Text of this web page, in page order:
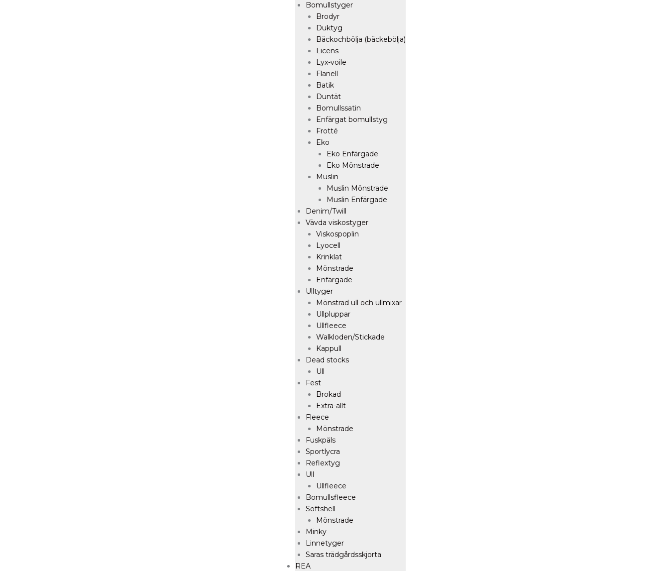
Bomullstyger
Brodyr
Duktyg
Bäckochbölja (bäckebölja)
Licens
Lyx-voile
Flanell
Batik
Duntät
Bomullssatin
Enfärgat bomullstyg
Frotté
Eko
Eko Enfärgade
Eko Mönstrade
Muslin
Muslin Mönstrade
Muslin Enfärgade
Denim/Twill
Vävda viskostyger
Viskospoplin
Lyocell
Krinklat
Mönstrade
Enfärgade
Ulltyger
Mönstrad ull och ullmixar
Ullpluppar
Ullfleece
Walkloden/Stickade
Kappull
Dead stocks
Ull
Fest
Brokad
Extra-allt
Fleece
Mönstrade
Fuskpäls
Sportlycra
Reflextyg
Ull
Ullfleece
Bomullsfleece
Softshell
Mönstrade
Minky
Linnetyger
Saras trädgårdsskjorta
REA